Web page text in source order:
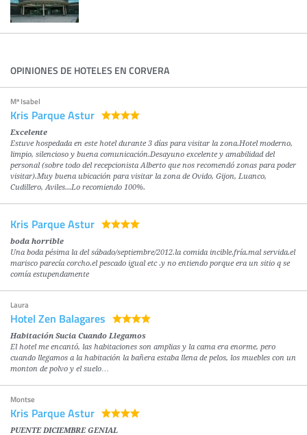
OPINIONES DE HOTELES EN CORVERA
Mª Isabel
Kris Parque Astur
Excelente
Estuve hospedada en este hotel durante 3 días para visitar la zona.Hotel moderno,
limpio, silencioso y buena comunicación.Desayuno excelente y amabilidad del
personal (sobre todo del recepcionista Alberto que nos recomendó zonas para poder
visitar).Muy buena ubicación para visitar la zona de Ovido, Gijon, Luanco,
Cudillero, Aviles...Lo recomiendo 100%.
Kris Parque Astur
boda horrible
Una boda pésima la del sábado/septiembre/2012.la comida incible.fría.mal servida.el
marisco parecía corcho.el pescado igual etc .y no entiendo porque era un sitio q se
comía estupendamente
Laura
Hotel Zen Balagares
Habitación Sucia Cuando Llegamos
El hotel me encantó, las habitaciones son amplias y la cama era enorme, pero
cuando llegamos a la habitación la bañera estaba llena de pelos, los muebles con un
monton de polvo y el suelo…
Montse
Kris Parque Astur
PUENTE DICIEMBRE GENIAL